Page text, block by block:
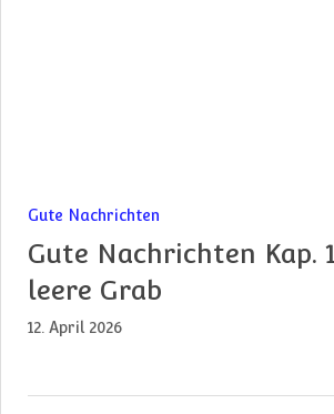
Gute Nachrichten
Gute Nachrichten Kap.
leere Grab
12. April 2026